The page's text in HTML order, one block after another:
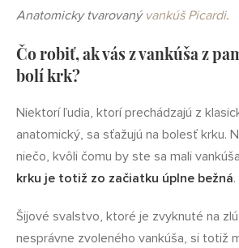
Anatomicky tvarovaný vankúš Picardi.
Čo robiť, ak vás z vankúša z
bolí krk?
Niektorí ľudia, ktorí prechádzajú z
anatomický, sa sťažujú na bolesť krku.
niečo, kvôli čomu by ste sa mali
krku je totiž zo začiatku úplne bežná.
Šijové svalstvo, ktoré je zvyknuté na
nesprávne zvoleného vankúša, si totiž